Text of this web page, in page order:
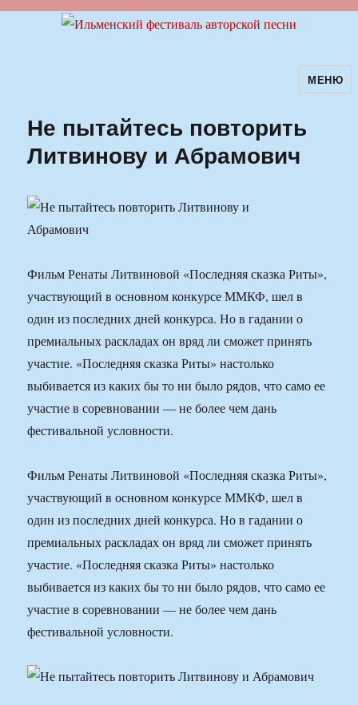
Ильменский фестиваль авторскойМЕНЮ
Не пытайтесь повторить
Литвинову и Абрамович
Фильм Ренаты Литвиновой «Последняя сказка Риты»,
участвующий в основном конкурсе ММКФ, шел в
один из последних дней конкурса. Но в гадании о
премиальных раскладах он вряд ли сможет принять
участие. «Последняя сказка Риты» настолько
выбивается из каких бы то ни было рядов, что само ее
участие в соревновании — не более чем дань
фестивальной условности.
Фильм Ренаты Литвиновой «Последняя сказка Риты»,
участвующий в основном конкурсе ММКФ, шел в
один из последних дней конкурса. Но в гадании о
премиальных раскладах он вряд ли сможет принять
участие. «Последняя сказка Риты» настолько
выбивается из каких бы то ни было рядов, что само ее
участие в соревновании — не более чем дань
фестивальной условности.